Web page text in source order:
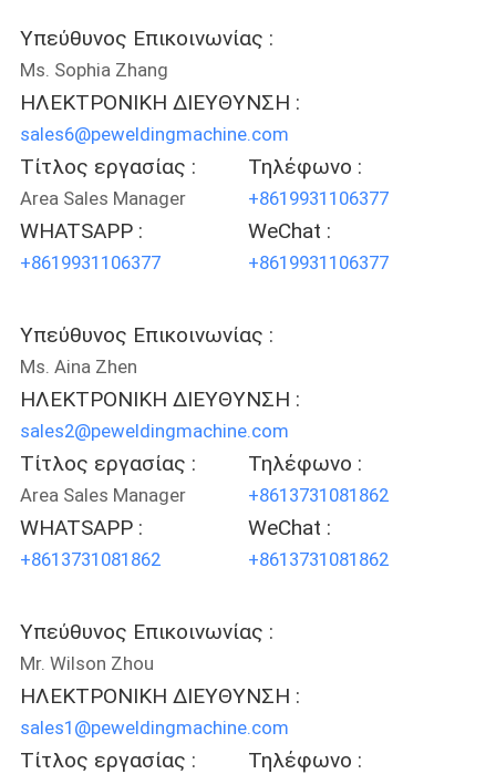
ΖΗΤΉΣΤΕ
ΠΡΟΣΦΟΡΆ
SITEMAP
PRIVACY
POLICY
Υπεύθυνος Επικοινωνίας :
Ms. Sophia Zhang
ΗΛΕΚΤΡΟΝΙΚΗ ΔΙΕΥΘΥΝΣΗ :
sales6@peweldingmachine.com
Τίτλος εργασίας :
Area Sales Manager
Τηλέφωνο :
+8619931106377
WHATSAPP :
+8619931106377
WeChat :
+8619931106377
Υπεύθυνος Επικοινωνίας :
Ms. Aina Zhen
ΗΛΕΚΤΡΟΝΙΚΗ ΔΙΕΥΘΥΝΣΗ :
sales2@peweldingmachine.com
Τίτλος εργασίας :
Area Sales Manager
Τηλέφωνο :
+8613731081862
WHATSAPP :
+8613731081862
WeChat :
+8613731081862
Υπεύθυνος Επικοινωνίας :
Mr. Wilson Zhou
ΗΛΕΚΤΡΟΝΙΚΗ ΔΙΕΥΘΥΝΣΗ :
sales1@peweldingmachine.com
Τίτλος εργασίας : Τηλέφωνο :